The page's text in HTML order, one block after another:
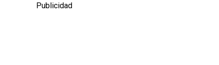
Publicidad